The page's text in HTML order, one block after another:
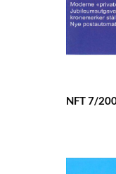
NFT 7/